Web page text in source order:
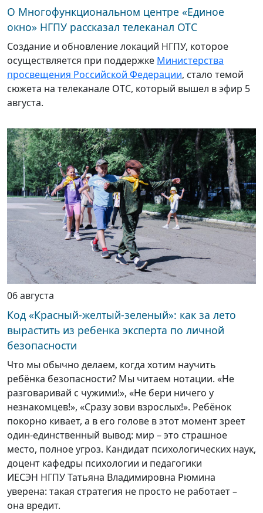
О Многофункциональном центре «Единое
окно» НГПУ рассказал телеканал ОТС
Создание и обновление локаций НГПУ, которое
осуществляется при поддержке Министерства
просвещения Российской Федерации, стало темой
сюжета на телеканале ОТС, который вышел в эфир 5
августа.
06 августа
Код «Красный-желтый-зеленый»: как за лето
вырастить из ребенка эксперта по личной
безопасности
Что мы обычно делаем, когда хотим научить
ребёнка безопасности? Мы читаем нотации. «Не
разговаривай с чужими!», «Не бери ничего у
незнакомцев!», «Сразу зови взрослых!». Ребёнок
покорно кивает, а в его голове в этот момент зреет
один-единственный вывод: мир – это страшное
место, полное угроз. Кандидат психологических наук,
доцент кафедры психологии и педагогики
ИЕСЭН НГПУ Татьяна Владимировна Рюмина
уверена: такая стратегия не просто не работает –
она вредит.